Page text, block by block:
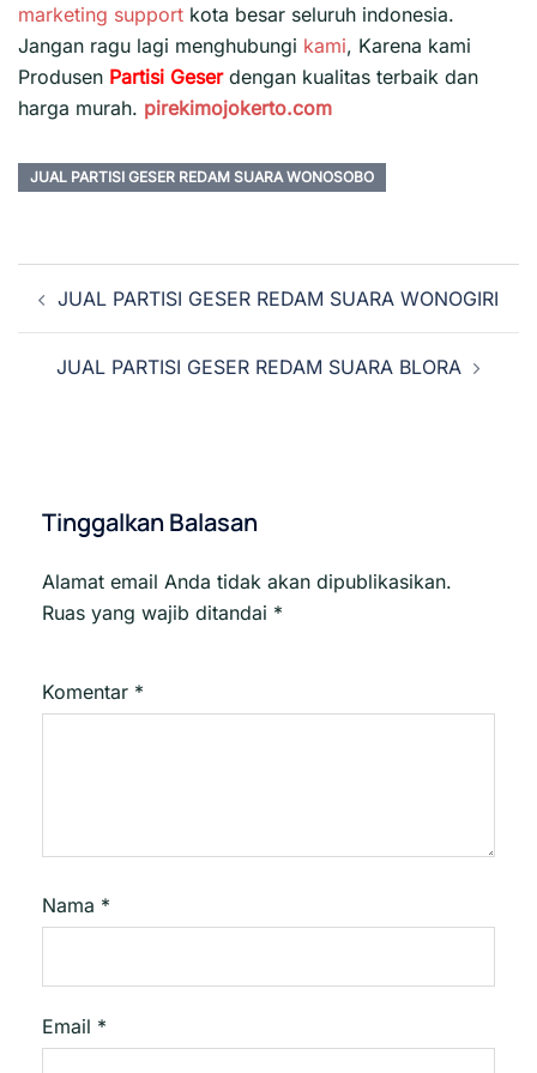
marketing support kota besar seluruh indonesia.
Jangan ragu lagi menghubungi kami, Karena kami
Produsen Partisi Geser dengan kualitas terbaik dan
harga murah. pirekimojokerto.com
JUAL PARTISI GESER REDAM SUARA WONOSOBO
Navigasi
Tulisan
JUAL PARTISI GESER REDAM SUARA WONOGIRI
JUAL PARTISI GESER REDAM SUARA BLORA
Tinggalkan Balasan
Alamat email Anda tidak akan dipublikasikan.
Ruas yang wajib ditandai *
Komentar *
Nama *
Email *